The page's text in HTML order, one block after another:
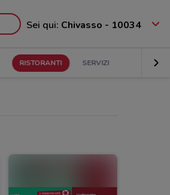
Sei qui: Chivasso - 10034
RISTORANTI SERVIZI